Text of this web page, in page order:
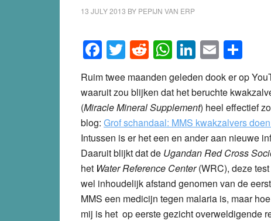
13 JULY 2013 BY PEPIJN VAN ERP
Facebook
Twitter
Reddit
WhatsApp
LinkedIn
Email
Ruim twee maanden geleden dook er op
waaruit zou blijken dat het beruchte
(Miracle Mineral Supplement) heel effectief
blog: Grof schandaal: MMS kwakzalvers
Intussen is er het een en ander aan nieuwe
Daaruit blijkt dat de Ugandan Red Cross
het Water Reference Center(WRC), deze
wel inhoudelijk afstand genomen van de
MMS een medicijn tegen malaria is, maar
mij is het op eerste gezicht overweldigende